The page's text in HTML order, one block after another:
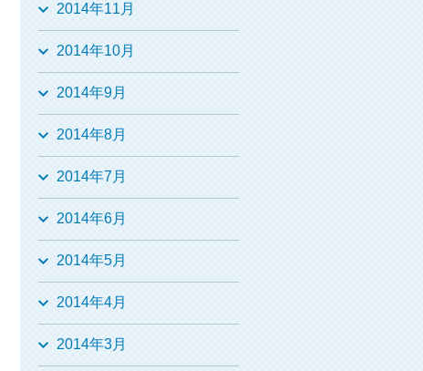
2014年11月
2014年10月
2014年9月
2014年8月
2014年7月
2014年6月
2014年5月
2014年4月
2014年3月